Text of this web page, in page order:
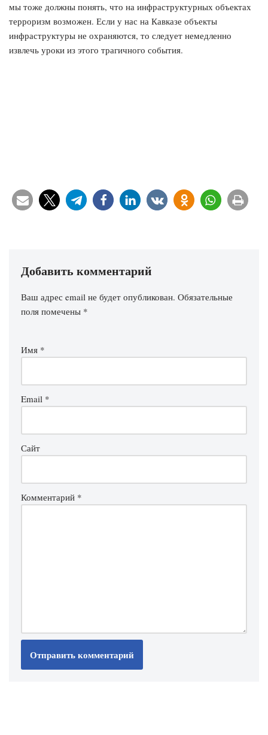
мы тоже должны понять, что на инфраструктурных объектах
терроризм возможен. Если у нас на Кавказе объекты
инфраструктуры не охраняются, то следует немедленно
извлечь уроки из этого трагичного события.
Добавить комментарий
Ваш адрес email не будет опубликован. Обязательные
поля помечены *
Имя *
Email *
Сайт
Комментарий *